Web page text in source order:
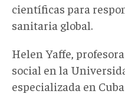
científicas para
sanitaria global.
Helen Yaffe,
social en la
especializada en